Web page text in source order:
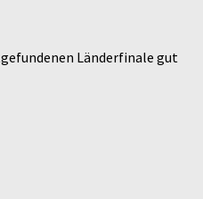
Länderfinale gut